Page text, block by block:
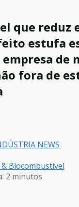
que reduz
estufa
de
fora de
NEWS
Biocombustível
2 minutos